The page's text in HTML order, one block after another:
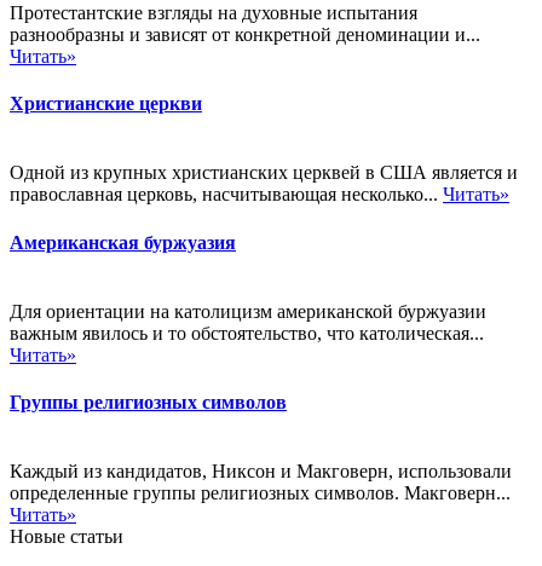
Протестантские взгляды на духовные испытания
разнообразны и зависят от конкретной деноминации и...
Читать»
Христианские церкви
Одной из крупных христианских церквей в США является и
православная церковь, насчитывающая несколько... Читать»
Американская буржуазия
Для ориентации на католицизм американской буржуазии
важным явилось и то обстоятельство, что католическая...
Читать»
Группы религиозных символов
Каждый из кандидатов, Никсон и Макговерн, использовали
определенные группы религиозных символов. Макговерн...
Читать»
Новые статьи